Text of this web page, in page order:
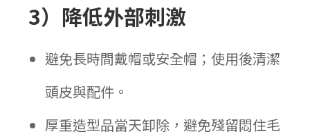
3）降低外部刺激
避免長時間戴帽或安全帽；使用後清潔
頭皮與配件。
厚重造型品當天卸除，避免殘留悶住毛